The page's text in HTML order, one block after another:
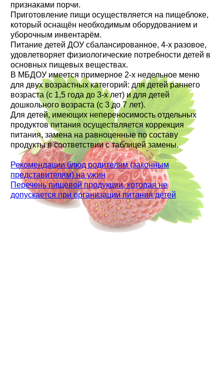
признаками порчи.
Приготовление пищи осуществляется на пищеблоке,
который оснащён необходимым оборудованием и
уборочным инвентарём.
Питание детей ДОУ сбалансированное, 4-х разовое,
удовлетворяет физиологические потребности детей в
основных пищевых веществах.
В МБДОУ имеется примерное 2-х недельное меню
для двух возрастных категорий: для детей раннего
возраста (с 1,5 года до 3-х лет) и для детей
дошкольного возраста (с 3 до 7 лет).
Для детей, имеющих непереносимость отдельных
продуктов питания осуществляется коррекция
питания, замена на равноценные по составу
продукты в соответствии с таблицей замены.
Рекомендации блюд родителям (законным
представителям) на ужин
Перечень пищевой продукции, которая не
допускается при организации питания детей